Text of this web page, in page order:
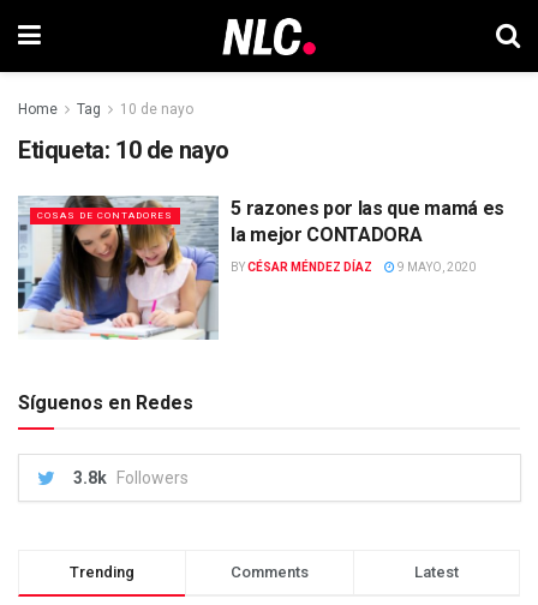
Home Tag 10 de nayo
Etiqueta: 10 de nayo
COSAS DE CONTADORES
5 razones por las que mamá es
la mejor CONTADORA
BYCÉSAR MÉNDEZ DÍAZ 9 MAYO, 2020
Síguenos en Redes
3.8k Followers
Trending Comments Latest